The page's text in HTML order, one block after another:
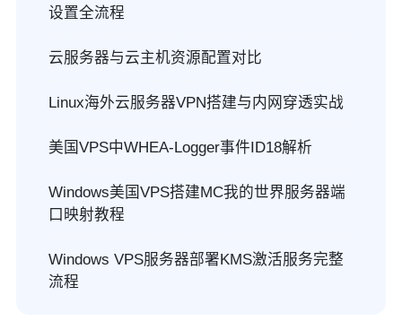
设置全流程
云服务器与云主机资源配置对比
Linux海外云服务器VPN搭建与内网穿透实战
美国VPS中WHEA-Logger事件ID18解析
Windows美国VPS搭建MC我的世界服务器端
口映射教程
Windows VPS服务器部署KMS激活服务完整
流程